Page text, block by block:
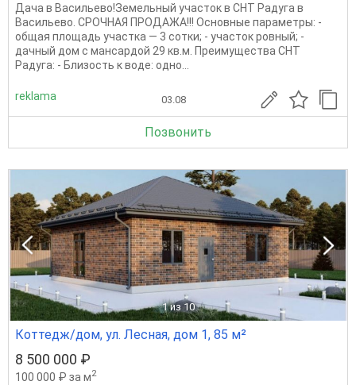
Дача в Васильево!Земельный учaсток в СНТ Радуга в
Васильево. СРОЧНАЯ ПРОДАЖА!!! Основные параметры: -
общая площадь участка — 3 сотки; - участок ровный; -
дачный дом с мансардой 29 кв.м. Преимущества СНТ
Радуга: - Близость к воде: одно...
reklama 03.08
Позвонить
1 из 10
Коттедж/дом, ул. Лесная, дом 1, 85 м²
8 500 000 ₽
100 000 ₽ за м2